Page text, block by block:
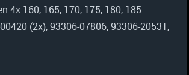
4x 160, 165, 170, 175, 180, 185
(2x), 93306-07806, 93306-20531,